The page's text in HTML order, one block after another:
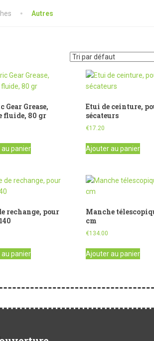
Autres
Gear Grease,
fluide, 80 gr
panier
Etui de ceinture,
sécateurs
€17.20
Ajouter au panier
rechange, pour
panier
Manche
cm
€134.00
Ajouter au panier